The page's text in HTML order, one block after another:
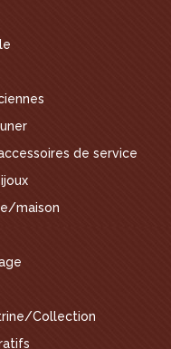
de service
maison
Collection